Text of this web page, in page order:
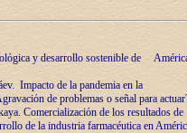
y desarrollo sostenible de
Impacto de la pandemia en la
de problemas o señal para
Comercializaciόn de los resultados de
de la industria farmacéutica en